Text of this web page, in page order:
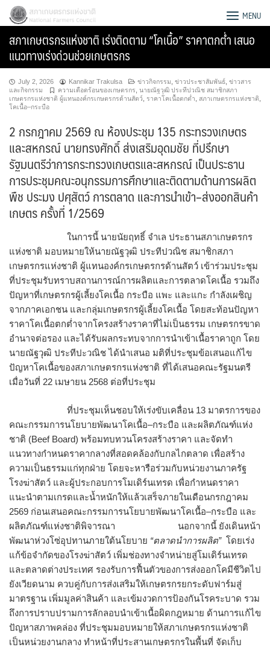
Skip
content
for:
สภาเกษตรกรแห่งชาติ MENU
สภาเกษตรกรแห่งชาติ เร่งติดตาม “โคเนื้อ” ราคาตกต่ำ เสนอ
แนวทางเร่งด่วนช่วยเกษตรกร
July 2, 2026 Kannikar Trakulsa ข่าวกิจกรรม ข่าวประชาสัมพันธ์ ข่าวสาร
และกิจกรรม
ความเดือดร้อนของเกษตรกร นายณัฐวุฒิ ประทีปวณิช สมาชิกสภา
เกษตรกรแห่งชาติ ผู้แทนองค์กรเกษตรกรด้านสัตว์ ราคาโคเนื้อตกต่ำ สภาเกษตรกรแห่งชาติ
โคเนื้อ–กระบือ
2 กรกฎาคม 2569 ณ ห้องประชุม 135 กระทรวงเกษตร
และสหกรณ์ นายทรงศักดิ์ ส่งเสริมอุดมชัย ที่ปรึกษา
รัฐมนตรีว่าการกระทรวงเกษตรและสหกรณ์ เป็นประธาน
การประชุมคณะอนุกรรมการศึกษาและติดตามด้านการผลิต
พืช ประมง ปศุสัตว์ การตลาด และการนำเข้า–ส่งออกสินค้า
เกษตร ครั้งที่ 1/2569
ในการนี้ นายนัยฤทธิ์ จำเล ประธานสภาเกษตรกร
แห่งชาติ มอบหมายให้นายณัฐวุฒิ ประทีปวณิช สมาชิกสภา
เกษตรกรแห่งชาติ ผู้แทนองค์กรเกษตรกรด้านสัตว์ เข้าร่วมประชุม
ที่ประชุมรับทราบสถานการณ์การผลิตและการตลาดโคเนื้อ รวมถึง
ปัญหาที่เกษตรกรผู้เลี้ยงโคเนื้อ กระบือ แพะ และแกะ กำลังเผชิญ
จากภาคเอกชน และกลุ่มเกษตรกรผู้เลี้ยงโคเนื้อ โดยสะท้อนปัญหา
ราคาโคเนื้อตกต่ำจากโครงสร้างราคาที่ไม่เป็นธรรม เกษตรกรขาด
อำนาจต่อรอง และได้รับผลกระทบจากการนำเข้าเนื้อราคาถูก โดย
นายณัฐวุฒิ ประทีปะวณิช ได้นำเสนอ มติที่ประชุมข้อเสนอแก้ไข
ปัญหาโคเนื้อของสภาเกษตรกรแห่งชาติ ที่ได้เสนอคณะรัฐมนตรี
เมื่อวันที่ 22 เมษายน 2568 ต่อที่ประชุม
ที่ประชุมเห็นชอบให้เร่งขับเคลื่อน 13 มาตรการของ
คณะกรรมการนโยบายพัฒนาโคเนื้อ–กระบือ และผลิตภัณฑ์แห่ง
ชาติ (Beef Board) พร้อมทบทวนโครงสร้างราคา และจัดทำ
แนวทางกำหนดราคากลางที่สอดคล้องกับกลไกตลาด เพื่อสร้าง
ความเป็นธรรมแก่ทุกฝ่าย โดยจะหารือร่วมกับหน่วยงานภาครัฐ
โรงฆ่าสัตว์ และผู้ประกอบการโมเดิร์นเทรด เพื่อกำหนดราคา
แนะนำตามเกรดและน้ำหนักให้แล้วเสร็จภายในเดือนกรกฎาคม
2569 ก่อนเสนอคณะกรรมการนโยบายพัฒนาโคเนื้อ–กระบือ และ
ผลิตภัณฑ์แห่งชาติพิจารณา นอกจากนี้ ยังเดินหน้า
พัฒนาห่วงโซ่อุปทานภายใต้นโยบาย “ตลาดนำการผลิต” โดยเร่ง
แก้ข้อจำกัดของโรงฆ่าสัตว์ เพิ่มช่องทางจำหน่ายสู่โมเดิร์นเทรด
และตลาดต่างประเทศ รองรับการฟื้นตัวของการส่งออกโคมีชีวิตไป
ยังเวียดนาม ควบคู่กับการส่งเสริมให้เกษตรกรยกระดับฟาร์มสู่
มาตรฐาน เพิ่มมูลค่าสินค้า และเข้มงวดการป้องกันโรคระบาด รวม
ถึงการปราบปรามการลักลอบนำเข้าเนื้อผิดกฎหมาย ด้านการแก้ไข
ปัญหาสภาพคล่อง ที่ประชุมมอบหมายให้สภาเกษตรกรแห่งชาติ
เป็นหน่วยงานกลาง ทำหน้าที่ประสานเกษตรกรในพื้นที่ จัดเก็บ